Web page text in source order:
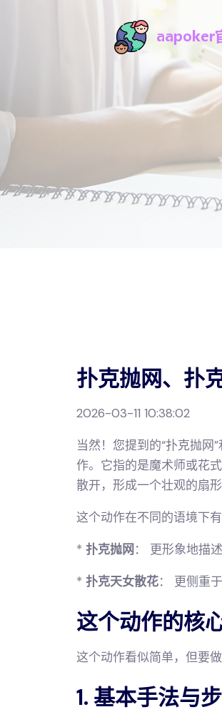
扑克抛网、扑
2026-03-11 10:38:02
当然！您提到的“扑克抛网
作。它指的是魔术师或花
散开，形成一个壮观的扇形
这个动作在不同的语境下有
* 扑克抛网 ： 更形象地描
* 扑克天女散花： 更侧重于
这个动作的核
这个动作看似简单，但要
1. 基本手法与